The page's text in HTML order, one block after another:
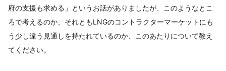
府の支援も求める」というお話がありましたが、このようなとこ
ろで考えるのか、それともLNGのコントラクターマーケットにも
う少し違う見通しを持たれているのか、このあたりについて教え
てください。